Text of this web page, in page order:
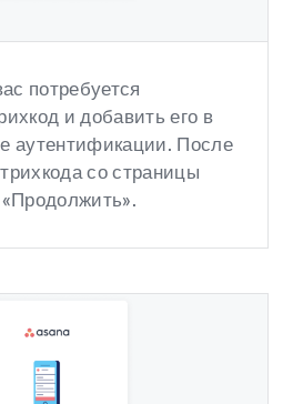
потребуется
и добавить его в
аутентификации. После
со страницы